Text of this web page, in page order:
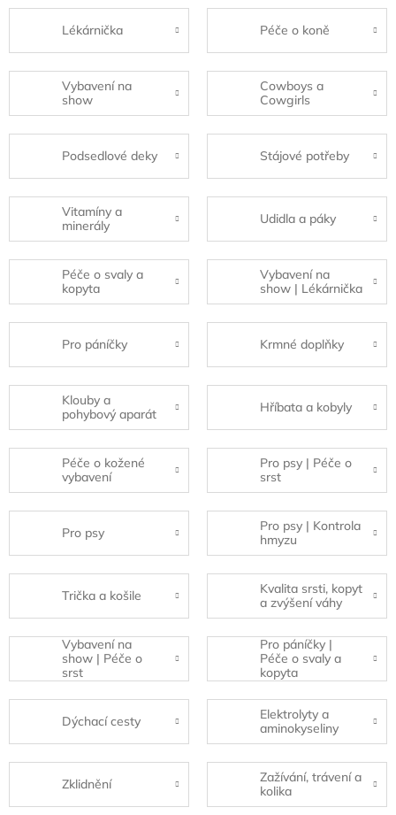
Lékárnička Péče o koně
Vybavení na
show
Cowboys a
Cowgirls
Podsedlové deky Stájové potřeby
Vitamíny a
minerály
Udidla a páky
Péče o svaly a
kopyta
Vybavení na
show | Lékárnička
Pro páníčky Krmné doplňky
Klouby a
pohybový aparát
Hříbata a kobyly
Péče o kožené
vybavení
Pro psy | Péče o
srst
Pro psy
Pro psy | Kontrola
hmyzu
Trička a košile
Kvalita srsti, kopyt
a zvýšení váhy
Vybavení na
show | Péče o
srst
Pro páníčky |
Péče o svaly a
kopyta
Dýchací cesty
Elektrolyty a
aminokyseliny
Zklidnění
Zažívání, trávení a
kolika